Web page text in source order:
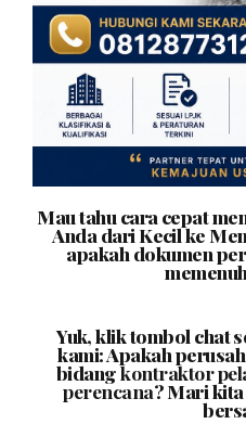
Mau tahu cara cepat
Anda dari Kecil ke
apakah dokumen
Yuk, klik tombol chat
kami: Apakah
bidangkontraktor
perencana? Mari